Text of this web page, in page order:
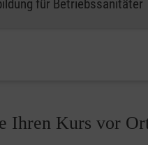
für Betriebssanitäter
Ihren Kurs vor